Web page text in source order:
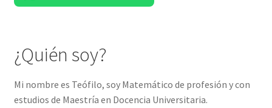
¿Quién soy?
Mi nombre es Teófilo, soy Matemático de profesión y con
estudios de Maestría en Docencia Universitaria.